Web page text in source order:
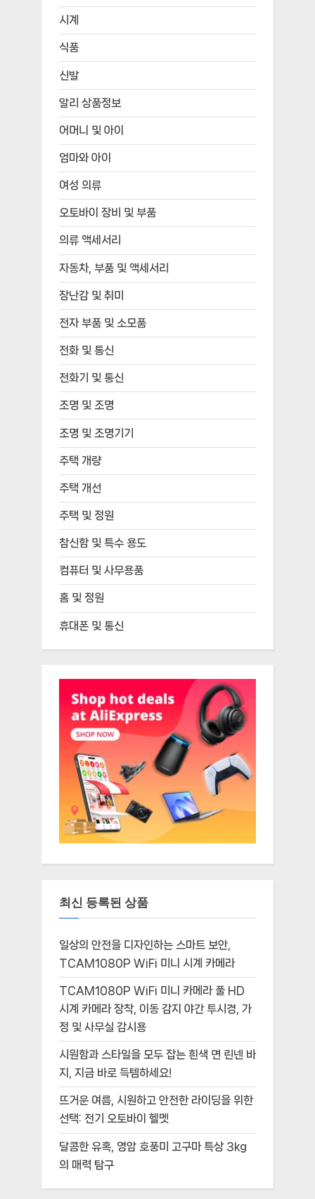
시계
식품
신발
알리 상품정보
어머니 및 아이
엄마와 아이
여성 의류
오토바이 장비 및 부품
의류 액세서리
자동차, 부품 및 액세서리
장난감 및 취미
전자 부품 및 소모품
전화 및 통신
전화기 및 통신
조명 및 조명
조명 및 조명기기
주택 개량
주택 개선
주택 및 정원
참신함 및 특수 용도
컴퓨터 및 사무용품
홈 및 정원
휴대폰 및 통신
최신 등록된 상품
일상의 안전을 디자인하는 스마트 보안,
TCAM1080P WiFi 미니 시계 카메라
TCAM1080P WiFi 미니 카메라 풀 HD
시계 카메라 장착, 이동 감지 야간 투시경, 가
정 및 사무실 감시용
시원함과 스타일을 모두 잡는 흰색 면 린넨 바
지, 지금 바로 득템하세요!
뜨거운 여름, 시원하고 안전한 라이딩을 위한
선택: 전기 오토바이 헬멧
달콤한 유혹, 영암 호풍미 고구마 특상 3kg
의 매력 탐구